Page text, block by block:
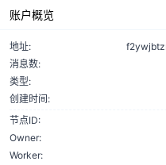
账户概览
地址:
消息数:
类型:
创建时间:
节点ID:
Owner:
Worker: